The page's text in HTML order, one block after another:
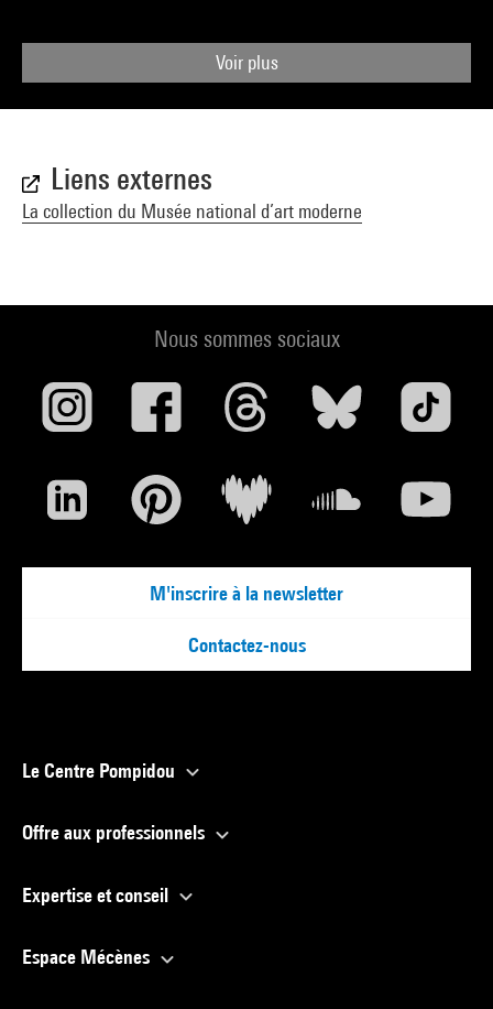
Voir plus
Liens externes
La collection du Musée national d’art moderne
Nous sommes sociaux
M'inscrire à la newsletter
Contactez-nous
Le Centre Pompidou
Offre aux professionnels
Expertise et conseil
Espace Mécènes